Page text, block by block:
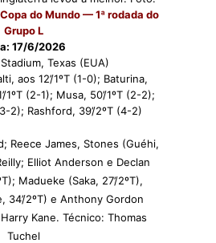
Copa do Mundo — 1ª rodada do
Grupo L
17/6/2026
Stadium, Texas (EUA)
aos 12’/1ºT (1-0); Baturina,
1ºT (2-1); Musa, 50’/1ºT (2-2);
2); Rashford, 39’/2ºT (4-2)
Reece James, Stones (Guéhi,
Elliot Anderson e Declan
Madueke (Saka, 27’/2ºT),
34’/2ºT) e Anthony Gordon
Kane. Técnico: Thomas
Tuchel